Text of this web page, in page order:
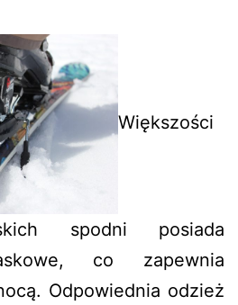
Większości
spodni posiada
co zapewnia
Odpowiednia odzież